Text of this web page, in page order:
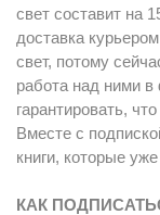
свет составит на
доставка
свет, потому
работа над ними
гарантировать,
Вместе с
книги, которые
КАК